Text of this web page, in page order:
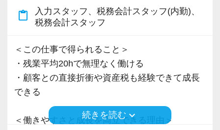
content_paste
入力スタッフ、税務会計スタッフ(内勤)、
税務会計スタッフ
＜この仕事で得られること＞
・残業平均20hで無理なく働ける
・顧客との直接折衝や資産税も経験できて成長
できる
＜働きやすさと成長を両立できる理由＞
続きを読むkeyboard_arrow_down